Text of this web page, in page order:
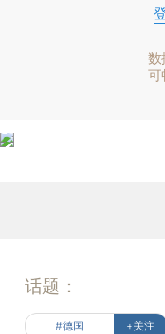
数
可
话题：
#德国 +关注